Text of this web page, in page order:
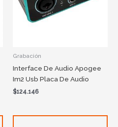
Grabación
Interface De Audio Apogee
Im2 Usb Placa De Audio
$124.146